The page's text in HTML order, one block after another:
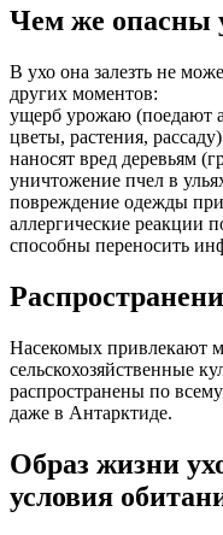
Чем же опасны
В ухо она залезть не
других моментов:
ущерб урожаю (поедают
цветы, растения,
наносят вред деревьям
уничтожение пчел в
повреждение одежды
аллергические реакции
способны переносить
Насекомых привлекают
сельскохозяйственные
распространены по
даже в Антарктиде.
Образ жизни
условия